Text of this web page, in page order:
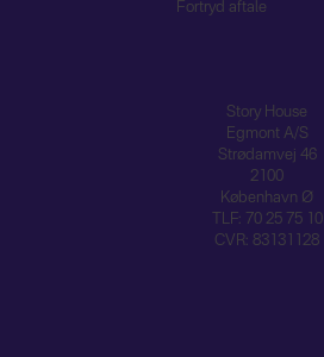
Fortryd aftale
Story House
Egmont A/S
Strødamvej 46
2100
København Ø
TLF: 70 25 75 10
CVR: 83131128